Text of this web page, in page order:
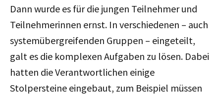
Dann wurde es für die jungen Teilnehmer und
Teilnehmerinnen ernst. In verschiedenen – auch
systemübergreifenden Gruppen – eingeteilt,
galt es die komplexen Aufgaben zu lösen. Dabei
hatten die Verantwortlichen einige
Stolpersteine eingebaut, zum Beispiel müssen